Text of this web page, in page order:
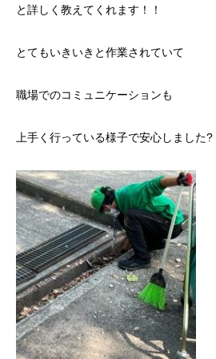
と詳しく教えてくれます！！
とてもいきいきと作業されていて
職場でのコミュニケーションも
上手く行っている様子で安心しました?